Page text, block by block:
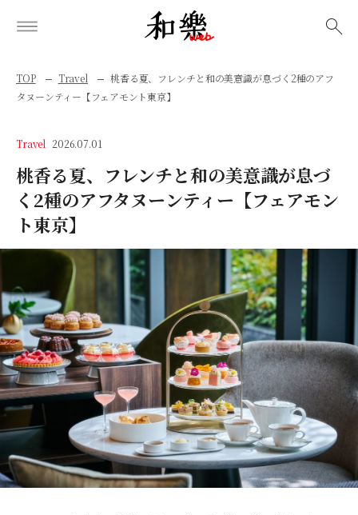
TOP Travel
桃⾹る夏、フレンチと和の美意識が息づく2種のアフ
タヌーンティー【フェアモント東京】
Travel 2026.07.01
桃⾹る夏、フレンチと和の美意識が息づ
く2種のアフタヌーンティー【フェアモン
ト東京】